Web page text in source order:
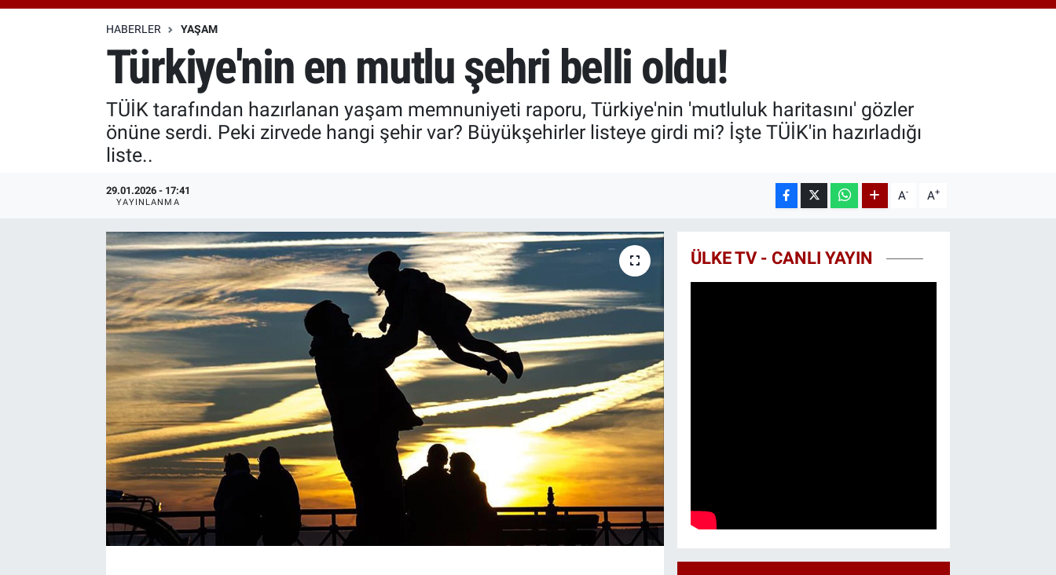
BITCOIN
64.360,53
HABERLER YAŞAM
Türkiye'nin en mutlu şehri belli oldu!
TÜİK tarafından hazırlanan yaşam memnuniyeti raporu, Türkiye'nin 'mutluluk haritasını' gözler
önüne serdi. Peki zirvede hangi şehir var? Büyükşehirler listeye girdi mi? İşte TÜİK'in hazırladığı
liste..
29.01.2026 - 17:41
YAYINLANMA A- A+
ÜLKE TV - CANLI YAYIN
Özel Haberler
Özel Haberler
Erişim Bilgileri
Haber Arşivi